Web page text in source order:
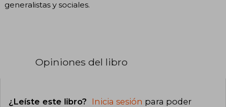
generalistas y sociales.
Opiniones del libro
¿Leíste este libro? Inicia sesión para poder